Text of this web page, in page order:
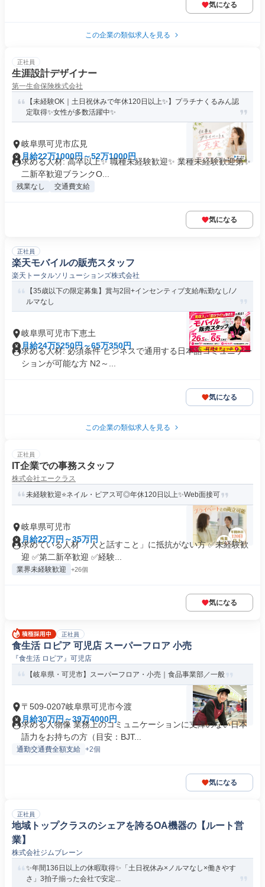
気になる
この企業の類似求人を見る
正社員
生涯設計デザイナー
第一生命保険株式会社
【未経験OK｜土日祝休みで年休120日以上✨】プラチナくるみん認
定取得✨女性が多数活躍中✨
岐阜県可児市広見
月給22万1000円～52万1000円
求める人材: 高卒以上✨ 職種未経験歓迎✨ 業種未経験歓迎第✨
二新卒歓迎ブランクO...
残業なし 交通費支給
気になる
正社員
楽天モバイルの販売スタッフ
楽天トータルソリューションズ株式会社
【35歳以下の限定募集】賞与2回+インセンティブ支給/転勤なし/ノ
ルマなし
岐阜県可児市下恵土
月給24万5250円～65万350円
求める人材: 必須条件 ビジネスで通用する日本語コミュニケー
ションが可能な方 N2～...
気になる
この企業の類似求人を見る
正社員
IT企業での事務スタッフ
株式会社エークラス
未経験歓迎⭐ネイル・ピアス可◎年休120日以上✨Web面接可
岐阜県可児市
月給22万円～35万円
求めている人材 「人と話すこと」に抵抗がない方 ✅未経験歓
迎 ✅第二新卒歓迎 ✅経験...
業界未経験歓迎 +26個
気になる
正社員
食生活 ロピア 可児店 スーパーフロア 小売
『食生活 ロピア』可児店
【岐阜県・可児市】スーパーフロア・小売｜食品事業部／一般
〒509-0207岐阜県可児市今渡
月給30万円～39万4000円
求める人物像 業務上のコミュニケーションに支障のない日本
語力をお持ちの方（目安：BJT...
通勤交通費全額支給 +2個
気になる
正社員
地域トップクラスのシェアを誇るOA機器の【ルート営
業】
株式会社ジムブレーン
✨年間136日以上の休暇取得✨「土日祝休み×ノルマなし×働きやす
さ」3拍子揃った会社で安定...